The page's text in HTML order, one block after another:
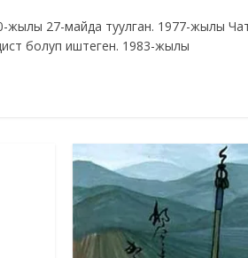
27-майда туулган. 1977-жылы
болуп иштеген. 1983-жылы